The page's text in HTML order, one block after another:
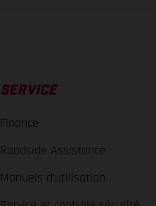
SERVICE
Finance
Roadside Assistance
Manuels d’utilisation